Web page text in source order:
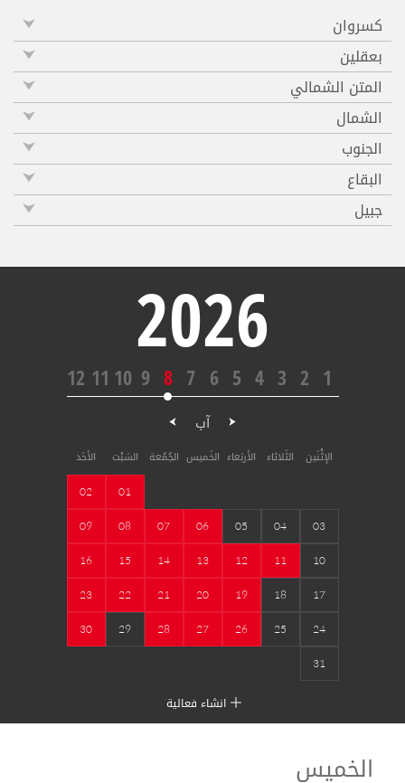
كسروان
بعقلين
المتن الشمالي
الشمال
الجنوب
البقاع
جبيل
2026
1
2
3
4
5
6
7
8
9
10
11
12
آب
الإثْنَين الثَلاثاء الأربَعاء الخَميس الجُمُعة السَبْت الأحَد
01
02
03
04
05
06
07
08
09
10
11
12
13
14
15
16
17
18
19
20
21
22
23
24
25
26
27
28
29
30
31
انشاء فعالية
الخميس